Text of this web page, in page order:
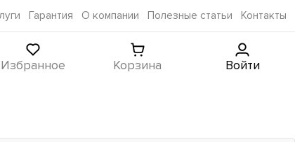
Гарантия О компании Полезные статьи Контакты
Избранное Корзина Войти